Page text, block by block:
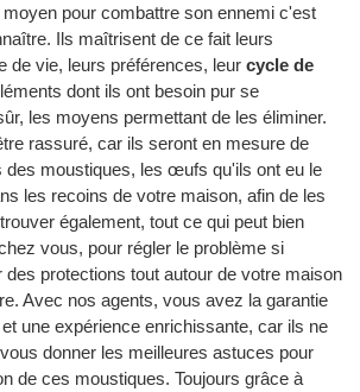
pour combattre son ennemi c'est
Ils maîtrisent de ce fait leurs
de vie, leurs préférences, leur cycle de
dont ils ont besoin pur se
les moyens permettant de les éliminer.
rassuré, car ils seront en mesure de
des moustiques, les œufs qu'ils ont eu le
les recoins de votre maison, afin de les
également, tout ce qui peut bien
vous, pour régler le problème si
des protections tout autour de votre maison
Avec nos agents, vous avez la garantie
une expérience enrichissante, car ils ne
donner les meilleures astuces pour
de ces moustiques. Toujours grâce à